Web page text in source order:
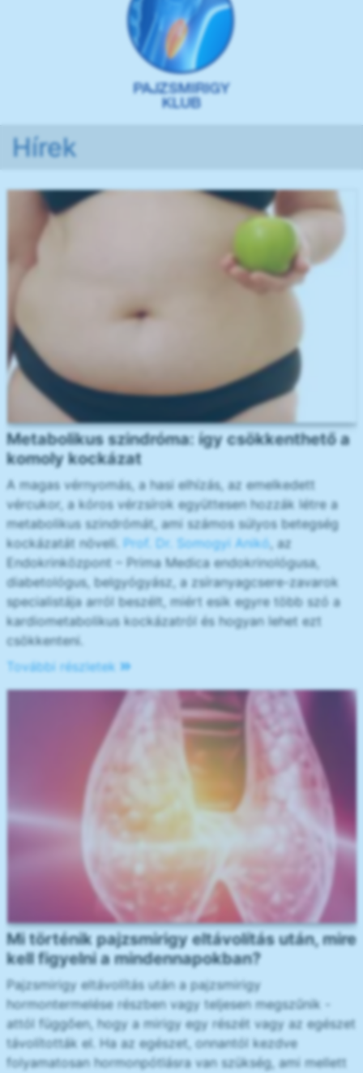
Hírek
Metabolikus szindróma: így csökkenthető a
komoly kockázat
A magas vérnyomás, a hasi elhízás, az emelkedett
vércukor, a kóros vérzsírok együttesen hozzák létre a
metabolikus szindrómát, ami számos súlyos betegség
kockázatát növeli. Prof. Dr. Somogyi Anikó, az
Endokrinközpont – Prima Medica endokrinológusa,
diabetológus, belgyógyász, a zsíranyagcsere-zavarok
specialistája arról beszélt, miért esik egyre több szó a
kardiometabolikus kockázatról és hogyan lehet ezt
csökkenteni.
További részletek
Mi történik pajzsmirigy eltávolítás után, mire
kell figyelni a mindennapokban?
Pajzsmirigy eltávolítás után a pajzsmirigy
hormontermelése részben vagy teljesen megszűnik -
attól függően, hogy a mirigy egy részét vagy az egészet
távolították el. Ha az egészet, onnantól kezdve
folyamatosan hormonpótlásra van szükség, ami mellett